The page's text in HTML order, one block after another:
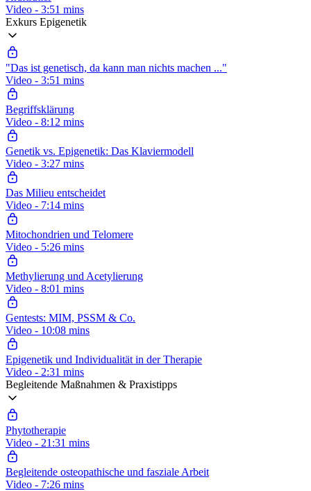
Video - 3:51 mins
Exkurs Epigenetik
"Das ist genetisch, da kann man nichts machen ..."
Video - 3:51 mins
Begriffsklärung
Video - 8:12 mins
Genetik vs. Epigenetik: Das Klaviermodell
Video - 3:27 mins
Das Milieu entscheidet
Video - 7:14 mins
Mitochondrien und Telomere
Video - 5:26 mins
Methylierung und Acetylierung
Video - 8:01 mins
Gentests: MIM, PSSM & Co.
Video - 10:08 mins
Epigenetik und Individualität in der Therapie
Video - 2:31 mins
Begleitende Maßnahmen & Praxistipps
Phytotherapie
Video - 21:31 mins
Begleitende osteopathische und fasziale Arbeit
Video - 7:26 mins